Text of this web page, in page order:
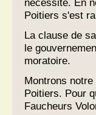
Poitiers s'est
La clause de
le
moratoire.
Montrons
Poitiers. Pour
Faucheurs